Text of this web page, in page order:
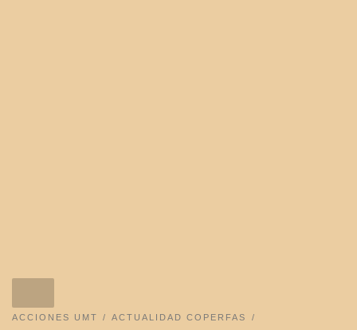
ACCIONES UMT
ACTUALIDAD COPERFAS